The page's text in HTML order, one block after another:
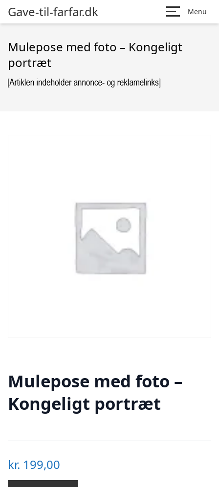
Gave-til-farfar.dk Menu
Mulepose med foto – Kongeligt
portræt
Mulepose med foto –
Kongeligt portræt
kr. 199,00